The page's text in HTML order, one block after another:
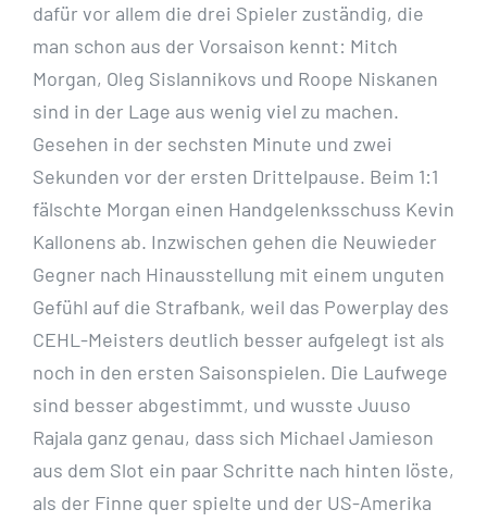
dafür vor allem die drei Spieler zuständig, die
man schon aus der Vorsaison kennt: Mitch
Morgan, Oleg Sislannikovs und Roope Niskanen
sind in der Lage aus wenig viel zu machen.
Gesehen in der sechsten Minute und zwei
Sekunden vor der ersten Drittelpause. Beim 1:1
fälschte Morgan einen Handgelenksschuss Kevin
Kallonens ab. Inzwischen gehen die Neuwieder
Gegner nach Hinausstellung mit einem unguten
Gefühl auf die Strafbank, weil das Powerplay des
CEHL-Meisters deutlich besser aufgelegt ist als
noch in den ersten Saisonspielen. Die Laufwege
sind besser abgestimmt, und wusste Juuso
Rajala ganz genau, dass sich Michael Jamieson
aus dem Slot ein paar Schritte nach hinten löste,
als der Finne quer spielte und der US-Amerika